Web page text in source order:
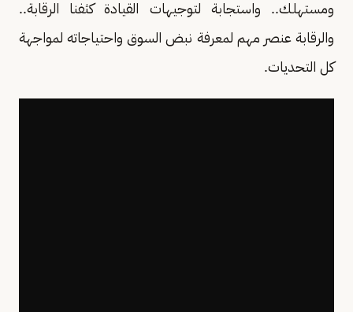
ومستهلك.. واستجابة لتوجيهات القيادة كثفنا الرقابة..
والرقابة عنصر مهم لمعرفة نبض السوق واحتياجاته لمواجهة
كل التحديات.